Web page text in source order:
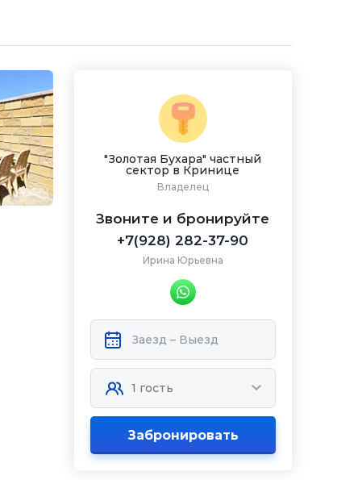
"Золотая Бухара" частный
сектор в Кринице
Владелец
Звоните и бронируйте
+7(928) 282-37-90
Ирина Юрьевна
Забронировать